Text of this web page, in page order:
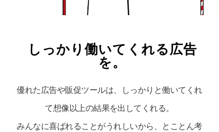
しっかり働いてくれる広告
を。
優れた広告や販促ツールは、しっかりと働いてくれ
て想像以上の結果を出してくれる。
みんなに喜ばれることがうれしいから、とことん考